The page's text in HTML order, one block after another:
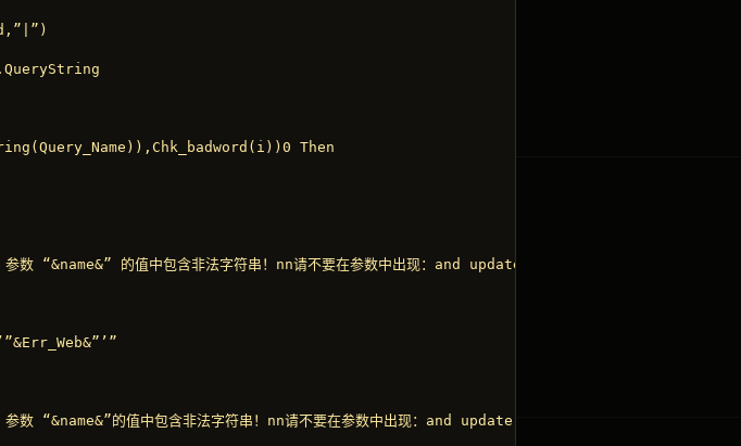
Then
数 “&name&” 的值中包含非法字符串！nn请不要在参数中出现：and update delete ; insert mid
数 “&name&”的值中包含非法字符串！nn请不要在参数中出现：and update delete ; insert mid